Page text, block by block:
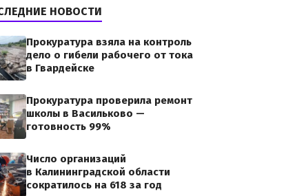
НОВОСТИ
Прокуратура взяла на контроль
дело о гибели рабочего от тока
в Гвардейске
Прокуратура проверила ремонт
школы в Васильково —
готовность 99%
Число организаций
в Калининградской области
сократилось на 618 за год